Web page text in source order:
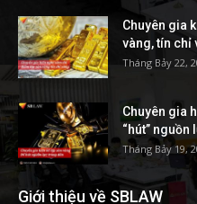
Chuyên gia
vàng, tín chỉ
Tháng Bảy 22,
Chuyên gia
“hút”
Tháng Bảy 19,
Giới thiệu về SBLAW